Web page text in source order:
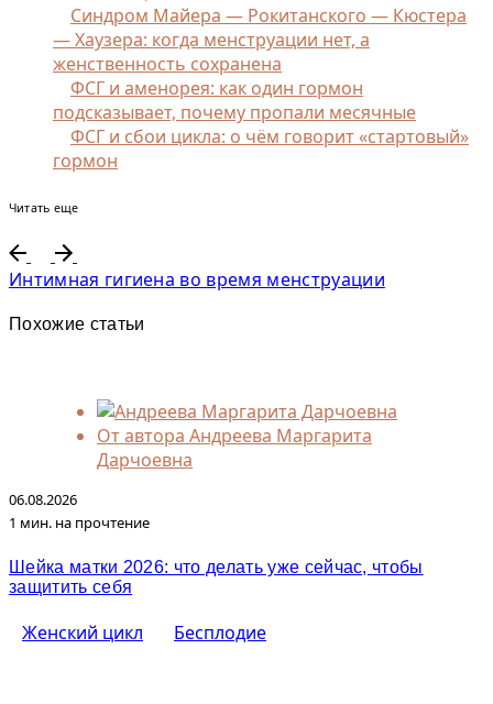
Синдром Майера — Рокитанского — Кюстера
— Хаузера: когда менструации нет, а
женственность сохранена
ФСГ и аменорея: как один гормон
подсказывает, почему пропали месячные
ФСГ и сбои цикла: о чём говорит «стартовый»
гормон
Читать еще
Интимная гигиена во время менструации
Похожие статьи
От автора Андреева Маргарита
Дарчоевна
06.08.2026
1 мин. на прочтение
Шейка матки 2026: что делать уже сейчас, чтобы
защитить себя
Женский цикл Бесплодие